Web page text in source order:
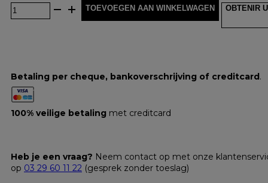
TOEVOEGEN AAN WINKELWAGEN OBTENIR
Betaling per cheque, bankoverschrijving of creditcard.
100% veilige betaling met creditcard
Heb je een vraag? Neem contact op met onze
op 03 29 60 11 22 (gesprek zonder toeslag)